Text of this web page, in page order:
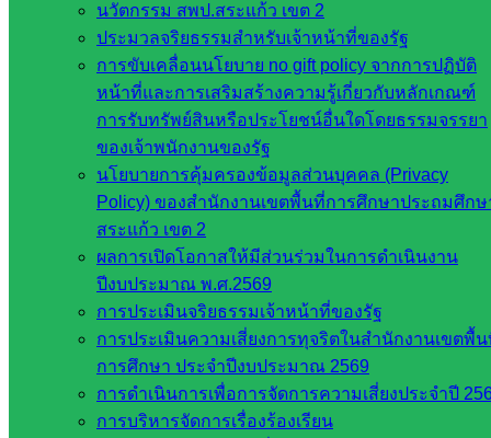
นวัตกรรม สพป.สระแก้ว เขต 2
ประมวลจริยธรรมสำหรับเจ้าหน้าที่ของรัฐ
การขับเคลื่อนนโยบาย no gift policy จากการปฏิบัติ
หน้าที่และการเสริมสร้างความรู้เกี่ยวกับหลักเกณฑ์
การรับทรัพย์สินหรือประโยชน์อื่นใดโดยธรรมจรรยา
ของเจ้าพนักงานของรัฐ
นโยบายการคุ้มครองข้อมูลส่วนบุคคล (Privacy
Policy) ของสำนักงานเขตพื้นที่การศึกษาประถมศึกษ
สระแก้ว เขต 2
ผลการเปิดโอกาสให้มีส่วนร่วมในการดำเนินงาน
ปีงบประมาณ พ.ศ.2569
การประเมินจริยธรรมเจ้าหน้าที่ของรัฐ
การประเมินความเสี่ยงการทุจริตในสำนักงานเขตพื้
การศึกษา ประจำปีงบประมาณ 2569
การดำเนินการเพื่อการจัดการความเสี่ยงประจำปี
การบริหารจัดการเรื่องร้องเรียน
อาชีวศึกษา
สำนักงาน
คณะ
กรรมการ
การศึกษา
ขั้นพื้น
ฐาน
รายชื่อ
มหาวิทยาลัย
ประเทศไทย
เว็บไซต์
สำนักต่าง
สพฐ.
เว็บไซต์